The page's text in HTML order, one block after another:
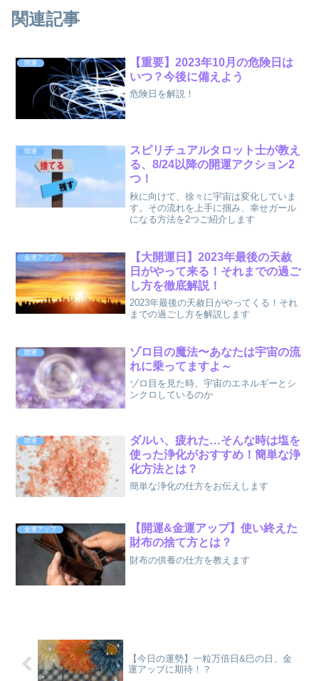
関連記事
開運
【重要】2023年10月の危険日は
いつ？今後に備えよう
危険日を解説！
開運
スピリチュアルタロット士が教え
る、8/24以降の開運アクション2
つ！
秋に向けて、徐々に宇宙は変化していま
す。その流れを上手に掴み、幸せガール
になる方法を2つご紹介します
金運アップ
【大開運日】2023年最後の天赦
日がやって来る！それまでの過ご
し方を徹底解説！
2023年最後の天赦日がやってくる！それ
までの過ごし方を解説します
開運
ゾロ目の魔法〜あなたは宇宙の流
れに乗ってますよ～
ゾロ目を見た時、宇宙のエネルギーとシ
ンクロしているのか
開運
ダルい、疲れた…そんな時は塩を
使った浄化がおすすめ！簡単な浄
化方法とは？
簡単な浄化の仕方をお伝えします
金運アップ
【開運&金運アップ】使い終えた
財布の捨て方とは？
財布の供養の仕方を教えます
【今日の運勢】一粒万倍日&巳の日、金
運アップに期待！？